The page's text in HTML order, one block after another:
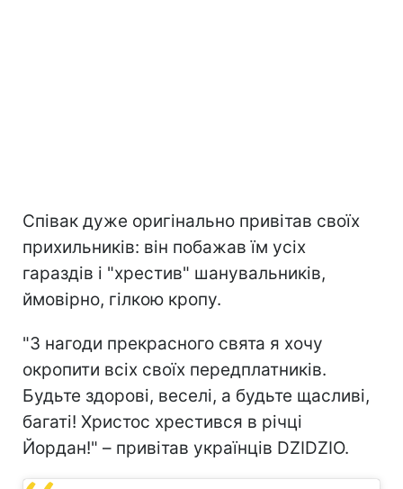
Співак дуже оригінально привітав своїх
прихильників: він побажав їм усіх
гараздів і "хрестив" шанувальників,
ймовірно, гілкою кропу.
"З нагоди прекрасного свята я хочу
окропити всіх своїх передплатників.
Будьте здорові, веселі, а будьте щасливі,
багаті! Христос хрестився в річці
Йордан!" – привітав українців DZIDZIO.